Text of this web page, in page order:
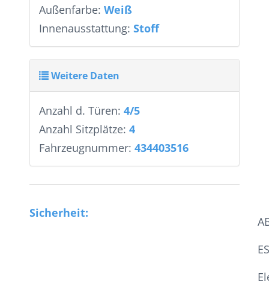
Außenfarbe: Weiß
Innenausstattung: Stoff
Weitere Daten
Anzahl d. Türen: 4/5
Anzahl Sitzplätze: 4
Fahrzeugnummer: 434403516
Sicherheit: